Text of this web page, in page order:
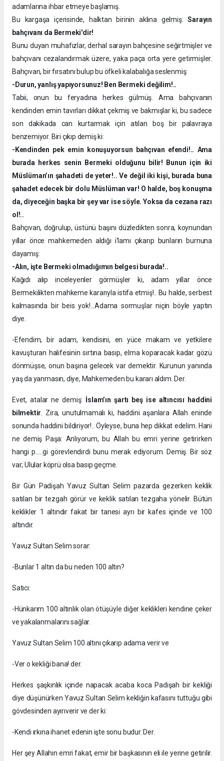
adamlarına ihbar etmeye başlamış.
Bu kargaşa içerisinde, halktan birinin aklına gelmiş: Sarayın
bahçıvanı da Bermeki'dir!
Bunu duyan muhafızlar, derhal sarayın bahçesine seğirtmişler ve
bahçıvanı cezalandırmak üzere, yaka paça orta yere getirmişler.
Bahçıvan, bir fırsatını bulup bu öfkeli kalabalığa seslenmiş:
-Durun, yanlış yapıyorsunuz! Ben Bermeki değilim!..
Tabii, onun bu feryadına herkes gülmüş. Ama bahçıvanın
kendinden emin tavırları dikkat çekmiş ve bakmışlar ki, bu sadece
son dakikada can kurtarmak için atılan boş bir palavraya
benzemiyor. Biri çıkıp demiş ki:
-Kendinden pek emin konuşuyorsun bahçıvan efendi!.. Ama
burada herkes senin Bermeki olduğunu bilir! Bunun için iki
Müslüman’ın şahadeti de yeter!.. Ve değil iki kişi, burada buna
şahadet edecek bir dolu Müslüman var! O halde, boş konuşma
da, diyeceğin başka bir şey var ise söyle. Yoksa da cezana razı
ol!..
Bahçıvan, doğrulup, üstünü başını düzledikten sonra, koynundan
yıllar önce mahkemeden aldığı i'lamı çıkarıp bunların burnuna
dayamış:
-Alın, işte Bermeki olmadığımın belgesi burada!..
Kağıdı alıp inceleyenler görmüşler ki, adam yıllar önce
Bermekilikten mahkeme kararıyla istifa etmiş!.. Bu halde, serbest
kalmasında bir beis yok!...Adama sormuşlar niçin böyle yaptın
diye.
-Efendim, bir adam, kendisini, en yüce makam ve yetkilere
kavuşturan halifesinin sırtına basıp, elma koparacak kadar gözü
dönmüşse, onun başına gelecek var demektir. Kurunun yanında
yaş da yanmasın, diye, Mahkemeden bu kararı aldım. Der.
Evet, atalar ne demiş: İslam’ın şartı beş ise altıncısı haddini
bilmektir . Zira, unutulmamalı ki, haddini aşanlara Allah eninde
sonunda haddini bildiriyor!.. Öyleyse, buna hep dikkat edelim. Hani
ne demiş Paşa: Anlıyorum, bu Allah bu emri yerine getirirken
hangi p…..gi görevlendirdi bunu merak ediyorum. Demiş. Bir söz
var; Ulular köprü olsa basıp geçme.
Bir Gün Padişah Yavuz Sultan Selim pazarda gezerken keklik
satılan bir tezgah görür ve keklik satılan tezgaha yönelir. Bütün
keklikler 1 altındır fakat bir tanesi ayrı bir kafes içinde ve 100
altındır.
Yavuz Sultan Selim sorar:
-Bunlar 1 altın da bu neden 100 altın?
Satıcı:
-Hünkarım 100 altınlık olan ötüşüyle diğer keklikleri kendine çeker
ve yakalanmalarını sağlar.
Yavuz Sultan Selim 100 altını çıkarıp adama verir ve
-Ver o kekliği bana! der.
Herkes şaşkınlık içinde napacak acaba koca Padişah bir kekliği
diye düşünürken Yavuz Sultan Selim kekliğin kafasını tuttuğu gibi
gövdesinden ayırıverir ve der ki:
-Kendi ırkına ihanet edenin işte sonu budur. Der.
Her şey Allahın emri fakat, emir bir başkasının eli ile yerine getirilir.